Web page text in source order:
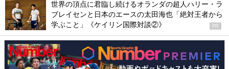
世界の頂点に君臨し続けるオランダの超人ハリー・ラ
ブレイセンと日本のエースの太田海也「絶対王者から
学ぶこと」《ケイリン国際対談②》
PR